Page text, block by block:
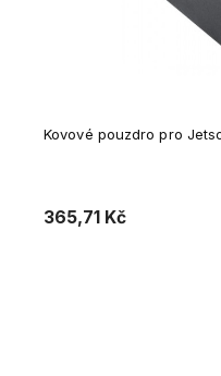
Kovové pouzdro pro
365,71 Kč